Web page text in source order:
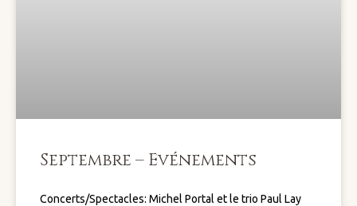
Septembre – Evénements
Concerts/Spectacles: Michel Portal et le trio Paul Lay